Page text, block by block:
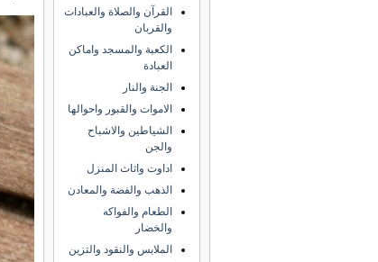
القرآن والصلاة والعبادات
والقربان
الكعبة والمسجد واماكن
العبادة
الجنة والنار
الاموات والقبور واحوالها
الشياطين والاشباح
والجن
اداوت واثاث المنزل
الذهب والفضة والمعادن
الطعام والفواكه
والخضار
الملابس والنقود والتزين